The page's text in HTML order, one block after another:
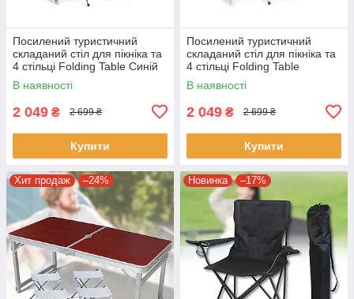
Посилений туристичний
складаний стіл для пікніка та
4 стільці Folding Table Синій
Стіл із стільцями для дачі
В наявності
2 049 ₴ 2 699 ₴
Купити
Посилений туристичний
складаний стіл для пікніка та
4 стільці Folding Table
Зелений Стіл із стільцями
для дачі
В наявності
2 049 ₴ 2 699 ₴
Купити
Хит продаж –24% Новинка –17%